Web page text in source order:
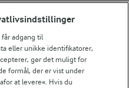
tilbage i
vand i ca. 10 min.
adgang til
eller unikke identifikatorer,
gør det muligt for
formål, der er vist under
at levere«. Hvis du